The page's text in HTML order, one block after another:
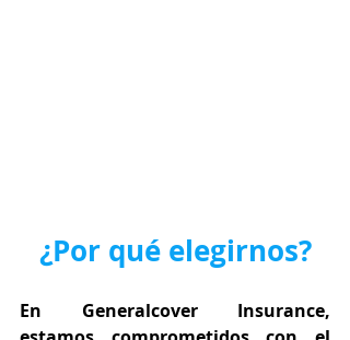
¿Por qué elegirnos?
En Generalcover Insurance,